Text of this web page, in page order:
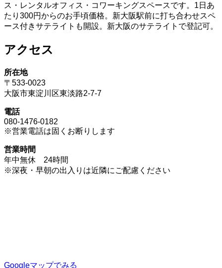
ス・レンタルオフィス・コワーキングスペースです。1日あ
たり300円からのお手頃価格。新大阪駅前に打ち合わせスペ
ース付きサテライトも開設。新大阪のサテライトで登記可。
アクセス
所在地
〒533-0023
大阪市東淀川区東淡路2-7-7
電話
080-1476-0182
※営業電話は固くお断りします
営業時間
年中無休 24時間
※深夜・早朝の出入りは近隣にご配慮ください
Googleマップでみる